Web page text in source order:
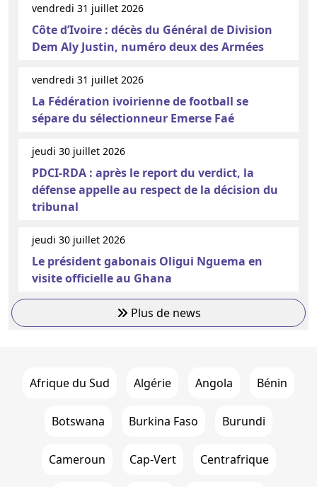
vendredi 31 juillet 2026
Côte d’Ivoire : décès du Général de Division
Dem Aly Justin, numéro deux des Armées
vendredi 31 juillet 2026
La Fédération ivoirienne de football se
sépare du sélectionneur Emerse Faé
jeudi 30 juillet 2026
PDCI-RDA : après le report du verdict, la
défense appelle au respect de la décision du
tribunal
jeudi 30 juillet 2026
Le président gabonais Oligui Nguema en
visite officielle au Ghana
Plus de news
Afrique du Sud Algérie Angola Bénin
Botswana Burkina Faso Burundi
Cameroun Cap-Vert Centrafrique